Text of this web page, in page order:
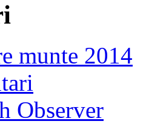
munte 2014
Observer